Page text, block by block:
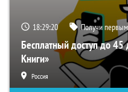
18:29:19 Получи
Бесплатный доступ до 45
Книги»
Россия